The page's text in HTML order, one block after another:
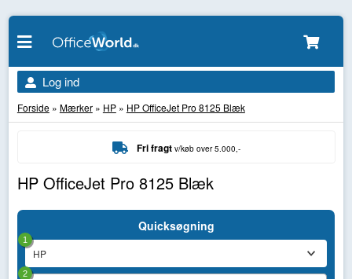
Log ind
Forside» Mærker» HP» HP OfficeJet Pro 8125 Blæk
Fri fragt v/køb over 5.000,-
HP OfficeJet Pro 8125 Blæk
Quicksøgning
1
2